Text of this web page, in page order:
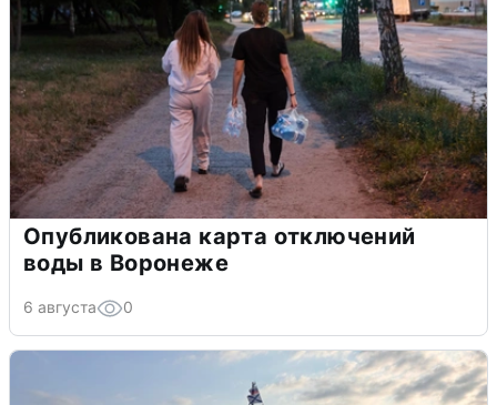
Опубликована карта отключений
воды в Воронеже
6 августа 0